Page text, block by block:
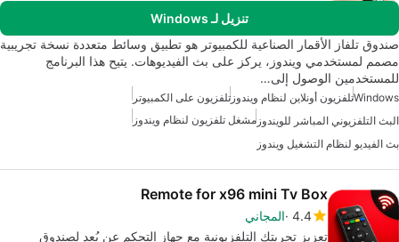
تنزيل لـ Windows
صندوق تلفاز الأقمار الصناعية للكمبيوتر هو تطبيق وسائط متعددة نسخة تجريبية
مصمم لمستخدمي ويندوز، يركز على بث الفيديوهات. يتيح هذا البرنامج
للمستخدمين الوصول إلى…
Windowsتلفزيون أونلاين لنظام ويندوز تلفزيون على الكمبيوتر
البث التلفزيوني المباشر للويندوز مشغل تلفزيون لنظام ويندوز
بث الفيديو لنظام التشغيل ويندوز
Remote for x96 mini Tv Box
4.4 المجاني
تعزيز تجربتك التلفزيونية مع جهاز التحكم عن بُعد لصندوق